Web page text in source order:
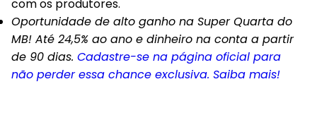
com os produtores.
Oportunidade de alto ganho na Super Quarta do
MB! Até 24,5% ao ano e dinheiro na conta a partir
de 90 dias. Cadastre-se na página oficial para
não perder essa chance exclusiva. Saiba mais!